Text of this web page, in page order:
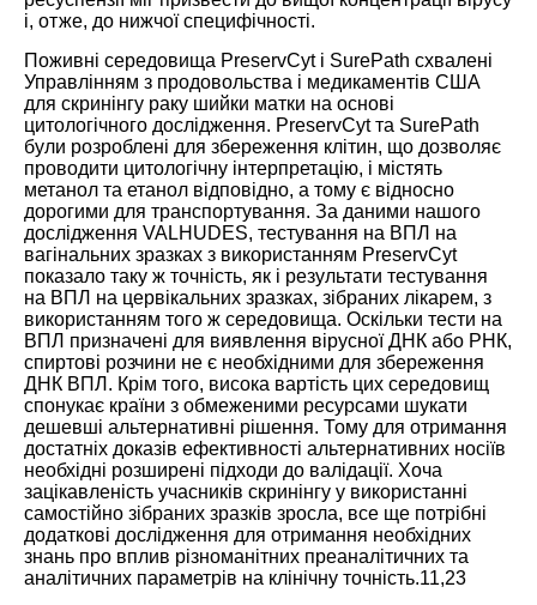
і, отже, до нижчої специфічності.
Поживні середовища PreservCyt і SurePath схвалені
Управлінням з продовольства і медикаментів США
для скринінгу раку шийки матки на основі
цитологічного дослідження. PreservCyt та SurePath
були розроблені для збереження клітин, що дозволяє
проводити цитологічну інтерпретацію, і містять
метанол та етанол відповідно, а тому є відносно
дорогими для транспортування. За даними нашого
дослідження VALHUDES, тестування на ВПЛ на
вагінальних зразках з використанням PreservCyt
показало таку ж точність, як і результати тестування
на ВПЛ на цервікальних зразках, зібраних лікарем, з
використанням того ж середовища. Оскільки тести на
ВПЛ призначені для виявлення вірусної ДНК або РНК,
спиртові розчини не є необхідними для збереження
ДНК ВПЛ. Крім того, висока вартість цих середовищ
спонукає країни з обмеженими ресурсами шукати
дешевші альтернативні рішення. Тому для отримання
достатніх доказів ефективності альтернативних носіїв
необхідні розширені підходи до валідації. Хоча
зацікавленість учасників скринінгу у використанні
самостійно зібраних зразків зросла, все ще потрібні
додаткові дослідження для отримання необхідних
знань про вплив різноманітних преаналітичних та
аналітичних параметрів на клінічну точність.11,23